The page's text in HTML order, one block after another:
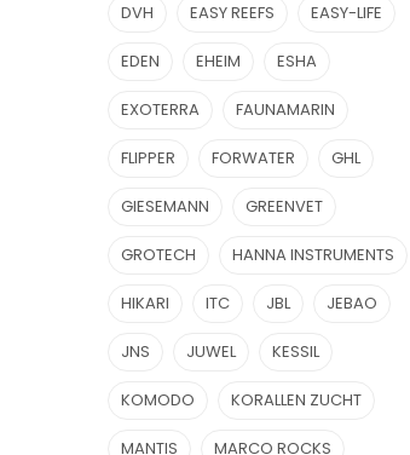
DVH EASY REEFS EASY-LIFE
EDEN EHEIM ESHA
EXOTERRA FAUNAMARIN
FLIPPER FORWATER GHL
GIESEMANN GREENVET
GROTECH HANNA INSTRUMENTS
HIKARI ITC JBL JEBAO
JNS JUWEL KESSIL
KOMODO KORALLEN ZUCHT
MANTIS MARCO ROCKS